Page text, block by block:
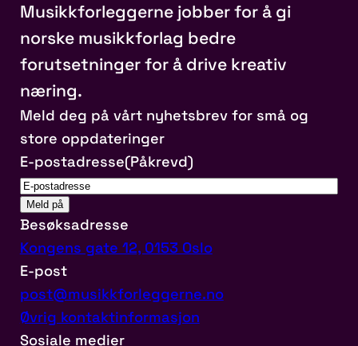
Musikkforleggerne jobber for å gi
norske musikkforlag bedre
forutsetninger for å drive kreativ
næring.
Meld deg på vårt nyhetsbrev for små og
store oppdateringer
E-postadresse(Påkrevd)
Besøksadresse
Kongens gate 12, 0153 Oslo
E-post
post@musikkforleggerne.no
Øvrig kontaktinformasjon
Sosiale medier